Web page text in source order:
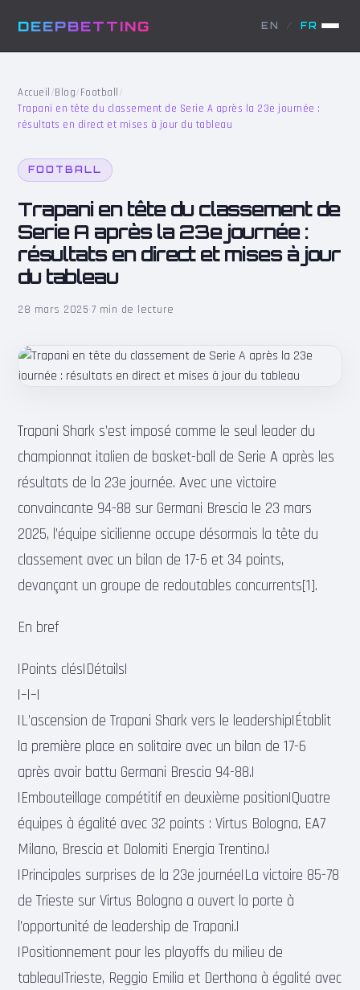
DEEPBETTING EN / FR
Accueil /Blog/Football /
Trapani en tête du classement de Serie A après la 23e journée :
résultats en direct et mises à jour du tableau
FOOTBALL
Trapani en tête du classement de
Serie A après la 23e journée :
résultats en direct et mises à jour
du tableau
28 mars 2025·7 min de lecture
Trapani Shark s’est imposé comme le seul leader du
championnat italien de basket-ball de Serie A après les
résultats de la 23e journée. Avec une victoire
convaincante 94-88 sur Germani Brescia le 23 mars
2025, l’équipe sicilienne occupe désormais la tête du
classement avec un bilan de 17-6 et 34 points,
devançant un groupe de redoutables concurrents[1].
En bref
|Points clés|Détails|
|–|–|
|L’ascension de Trapani Shark vers le leadership|Établit
la première place en solitaire avec un bilan de 17-6
après avoir battu Germani Brescia 94-88.|
|Embouteillage compétitif en deuxième position|Quatre
équipes à égalité avec 32 points : Virtus Bologna, EA7
Milano, Brescia et Dolomiti Energia Trentino.|
|Principales surprises de la 23e journée|La victoire 85-78
de Trieste sur Virtus Bologna a ouvert la porte à
l’opportunité de leadership de Trapani.|
|Positionnement pour les playoffs du milieu de
tableau|Trieste, Reggio Emilia et Derthona à égalité avec